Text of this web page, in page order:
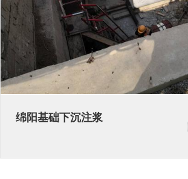
绵阳基础下沉注浆